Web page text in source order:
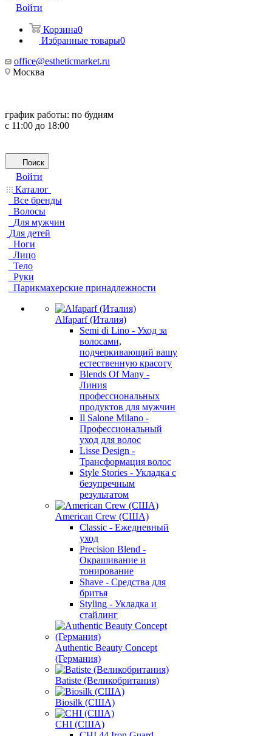
Войти
Корзина0
Избранные товары0
office@estheticmarket.ru
Москва
график работы: по будням
с 11:00 до 18:00
Поиск
Войти
Каталог
Все бренды
Волосы
Для мужчин
Для детей
Ноги
Лицо
Тело
Руки
Парикмахерские принадлежности
Alfaparf (Италия)
Semi di Lino - Уход за
волосами,
подчеркивающий вашу
естественную красоту
Blends Of Many -
Линия
профессиональных
продуктов для мужчин
Il Salone Milano -
Профессиональный
уход для волос
Lisse Design -
Трансформация волос
Style Stories - Укладка с
безупречным
результатом
American Crew (США)
Classic - Ежедневный
уход
Precision Blend -
Окрашивание и
тонирование
Shave - Средства для
бритья
Styling - Укладка и
стайлинг
Authentic Beauty Concept
(Германия)
Batiste (Великобритания)
Biosilk (США)
CHI (США)